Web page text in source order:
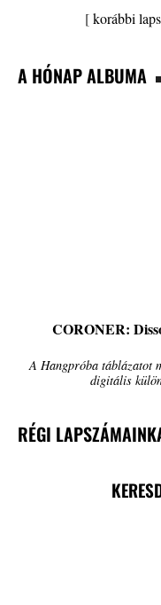
[korábbi
A HÓNAP ALBUMA
CORONER:
A Hangpróba táblázatot
digitális
RÉGI